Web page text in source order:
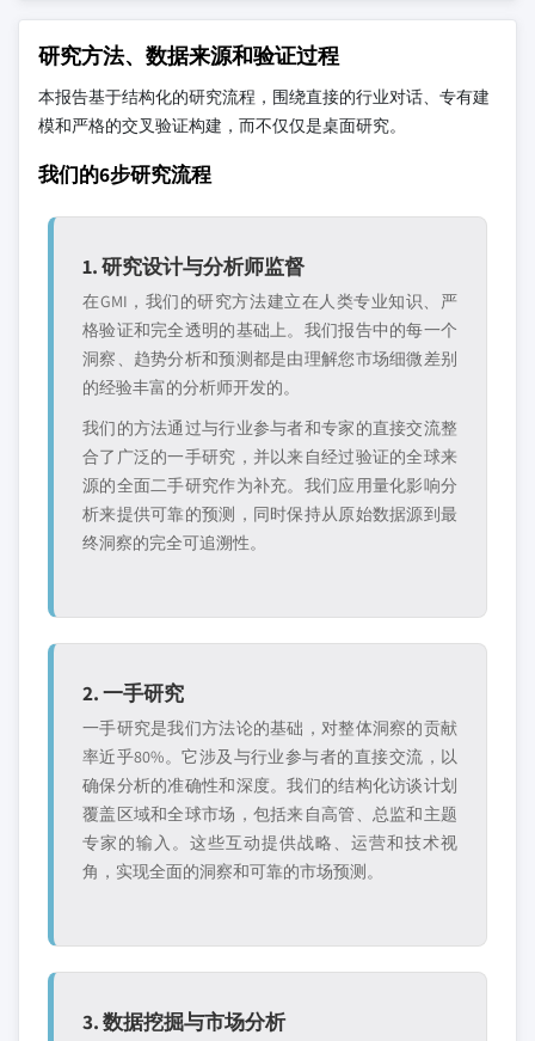
研究方法、数据来源和验证过程
本报告基于结构化的研究流程，围绕直接的行业对话、专有建
模和严格的交叉验证构建，而不仅仅是桌面研究。
我们的6步研究流程
1. 研究设计与分析师监督
在GMI，我们的研究方法建立在人类专业知识、严
格验证和完全透明的基础上。我们报告中的每一个
洞察、趋势分析和预测都是由理解您市场细微差别
的经验丰富的分析师开发的。
我们的方法通过与行业参与者和专家的直接交流整
合了广泛的一手研究，并以来自经过验证的全球来
源的全面二手研究作为补充。我们应用量化影响分
析来提供可靠的预测，同时保持从原始数据源到最
终洞察的完全可追溯性。
2. 一手研究
一手研究是我们方法论的基础，对整体洞察的贡献
率近乎80%。它涉及与行业参与者的直接交流，以
确保分析的准确性和深度。我们的结构化访谈计划
覆盖区域和全球市场，包括来自高管、总监和主题
专家的输入。这些互动提供战略、运营和技术视
角，实现全面的洞察和可靠的市场预测。
3. 数据挖掘与市场分析